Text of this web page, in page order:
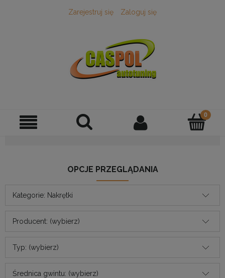
Zarejestruj się Zaloguj się
OPCJE PRZEGLĄDANIA
Kategorie: Nakrętki
Producent: (wybierz)
Typ: (wybierz)
Średnica gwintu: (wybierz)